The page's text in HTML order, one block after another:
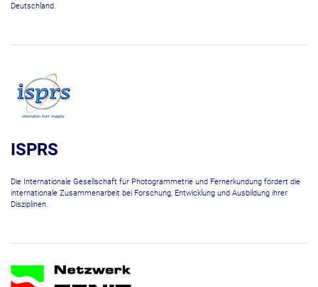
Deutschland.
ISPRS
Die Internationale Gesellschaft für Photogrammetrie und Fernerkundung fördert die
internationale Zusammenarbeit bei Forschung, Entwicklung und Ausbildung ihrer
Disziplinen.